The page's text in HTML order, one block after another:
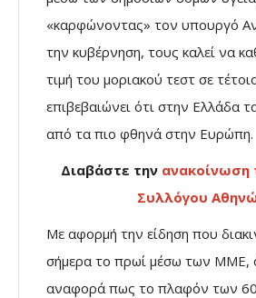
«καρφώνοντας» τον υπουργό
την κυβέρνηση, τους καλεί να
τιμή του μοριακού τεστ σε
επιβεβαιώνει ότι στην Ελλάδα
από τα πιο φθηνά στην Ευρώπη.
Διαβάστε την ανακοίνωση
Συλλόγου
Με αφορμή την είδηση που
σήμερα το πρωί μέσω των ΜΜΕ,
αναφορά πως το πλαφόν των